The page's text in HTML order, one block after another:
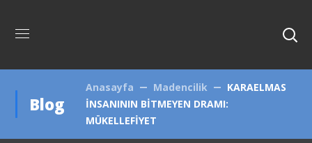
Blog
Anasayfa Madencilik
KARAELMAS
İNSANININ BİTMEYEN DRAMI:
MÜKELLEFİYET